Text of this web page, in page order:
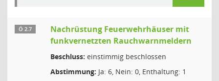
Ö 2.7
Nachrüstung Feuerwehrhäuser mit
funkvernetzten Rauchwarnmeldern
Beschluss: einstimmig beschlossen
Abstimmung: Ja: 6, Nein: 0, Enthaltung: 1